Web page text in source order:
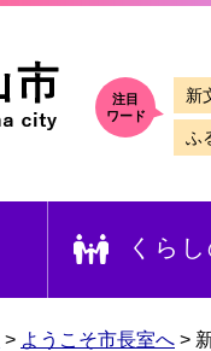
注目
ワード
新
ふ
くら
> ようこそ市長室へ >